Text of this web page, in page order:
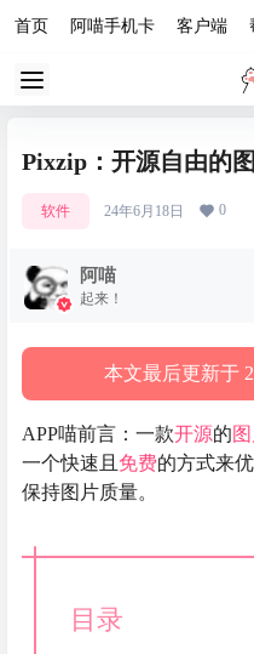
首页 阿喵手机卡 客户端
Pixzip：开源自由的
软件 24年6月18日 0
阿喵
起来！
本文最后更新于
APP喵前言：一款开源的
一个快速且 免费的方式来
保持图片质量。
目录